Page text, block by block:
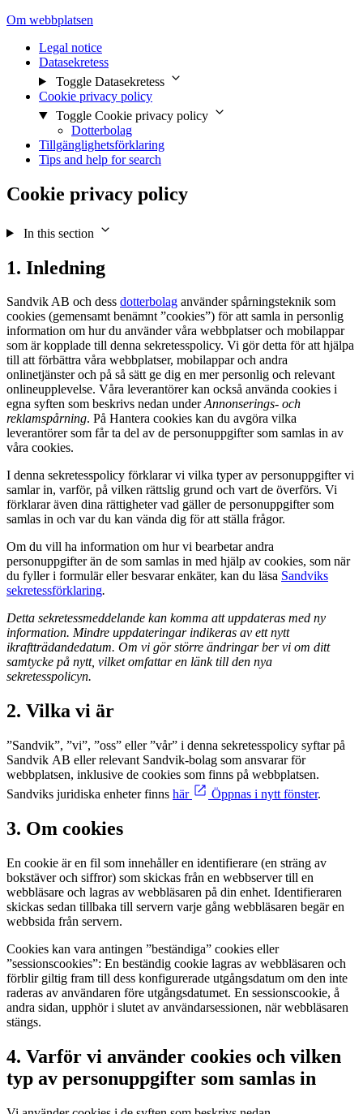
Om webbplatsen
Legal notice
Datasekretess
Toggle Datasekretess
Cookie privacy policy
Toggle Cookie privacy policy
Dotterbolag
Tillgänglighetsförklaring
Tips and help for search
Cookie privacy policy
In this section
1. Inledning
Sandvik AB och dess dotterbolag använder spårningsteknik som
cookies (gemensamt benämnt ”cookies”) för att samla in personlig
information om hur du använder våra webbplatser och mobilappar
som är kopplade till denna sekretesspolicy. Vi gör detta för att hjälpa
till att förbättra våra webbplatser, mobilappar och andra
onlinetjänster och på så sätt ge dig en mer personlig och relevant
onlineupplevelse. Våra leverantörer kan också använda cookies i
egna syften som beskrivs nedan underAnnonserings- och
reklamspårning. På Hantera cookies kan du avgöra vilka
leverantörer som får ta del av de personuppgifter som samlas in av
våra cookies.
I denna sekretesspolicy förklarar vi vilka typer av personuppgifter vi
samlar in, varför, på vilken rättslig grund och vart de överförs. Vi
förklarar även dina rättigheter vad gäller de personuppgifter som
samlas in och var du kan vända dig för att ställa frågor.
Om du vill ha information om hur vi bearbetar andra
personuppgifter än de som samlas in med hjälp av cookies, som när
du fyller i formulär eller besvarar enkäter, kan du läsa Sandviks
sekretessförklaring.
Detta sekretessmeddelande kan komma att uppdateras med ny
information. Mindre uppdateringar indikeras av ett nytt
ikraftträdandedatum. Om vi gör större ändringar ber vi om ditt
samtycke på nytt, vilket omfattar en länk till den nya
sekretesspolicyn.
2. Vilka vi är
”Sandvik”, ”vi”, ”oss” eller ”vår” i denna sekretesspolicy syftar på
Sandvik AB eller relevant Sandvik-bolag som ansvarar för
webbplatsen, inklusive de cookies som finns på webbplatsen.
Sandviks juridiska enheter finns här Öppnas i nytt fönster.
3. Om cookies
En cookie är en fil som innehåller en identifierare (en sträng av
bokstäver och siffror) som skickas från en webbserver till en
webbläsare och lagras av webbläsaren på din enhet. Identifieraren
skickas sedan tillbaka till servern varje gång webbläsaren begär en
webbsida från servern.
Cookies kan vara antingen ”beständiga” cookies eller
”sessionscookies”: En beständig cookie lagras av webbläsaren och
förblir giltig fram till dess konfigurerade utgångsdatum om den inte
raderas av användaren före utgångsdatumet. En sessionscookie, å
andra sidan, upphör i slutet av användarsessionen, när webbläsaren
stängs.
4. Varför vi använder cookies och vilken
typ av personuppgifter som samlas in